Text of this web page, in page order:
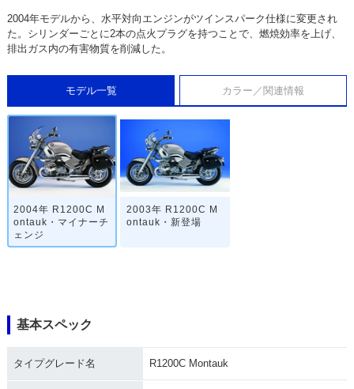
2004年モデルから、水平対向エンジンがツインスパーク仕様に変更され
た。シリンダーごとに2本の点火プラグを持つことで、燃焼効率を上げ、
排出ガス内の有害物質を削減した。
モデル一覧 カラー／関連情報
2004年 R1200C M
ontauk・マイナーチ
ェンジ
2003年 R1200C M
ontauk・新登場
基本スペック
タイプグレード名 R1200C Montauk